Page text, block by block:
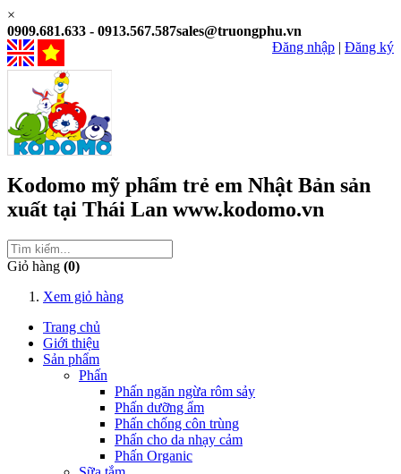
×
0909.681.633 - 0913.567.587sales@truongphu.vn
Đăng nhập | Đăng ký
Kodomo mỹ phẩm trẻ em Nhật Bản sản
xuất tại Thái Lan www.kodomo.vn
Giỏ hàng (0)
Xem giỏ hàng
Trang chủ
Giới thiệu
Sản phẩm
Phấn
Phấn ngăn ngừa rôm sảy
Phấn dưỡng ẩm
Phấn chống côn trùng
Phấn cho da nhạy cảm
Phấn Organic